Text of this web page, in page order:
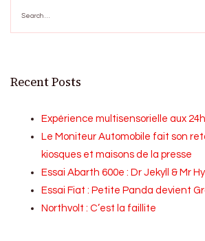
for:
Recent Posts
Expérience multisensorielle aux
Le Moniteur Automobile fait son
kiosques et maisons de la presse
Essai Abarth 600e : Dr Jekyll & Mr
Essai Fiat : Petite Panda devient
Northvolt : C’est la faillite